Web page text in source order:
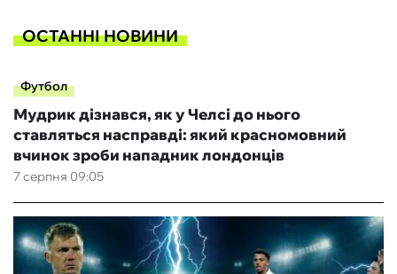
ОСТАННІ НОВИНИ
Футбол
7 серпня 09:05
Мудрик дізнався, як у Челсі до нього
ставляться насправді: який красномовний
вчинок зроби нападник лондонців